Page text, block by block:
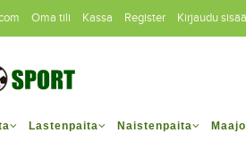
Oma tili Kassa Register Kirjaudu
Lastenpaita Naistenpaita